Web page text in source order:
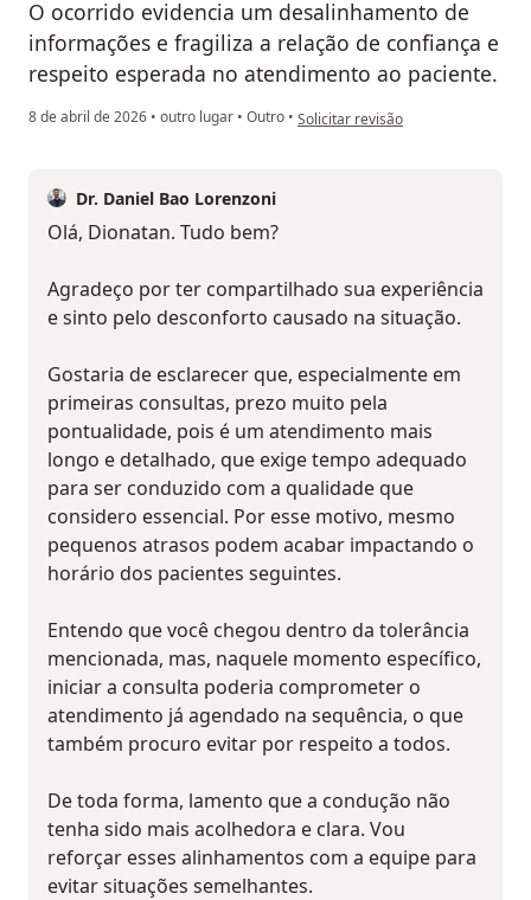
O ocorrido evidencia um desalinhamento de
informações e fragiliza a relação de confiança e
respeito esperada no atendimento ao paciente.
8 de abril de 2026 • outro lugar • Outro • na opinião do utilizador Dionatan
Solicitar revisão
Dr. Daniel Bao Lorenzoni
Olá, Dionatan. Tudo bem?
Agradeço por ter compartilhado sua experiência
e sinto pelo desconforto causado na situação.
Gostaria de esclarecer que, especialmente em
primeiras consultas, prezo muito pela
pontualidade, pois é um atendimento mais
longo e detalhado, que exige tempo adequado
para ser conduzido com a qualidade que
considero essencial. Por esse motivo, mesmo
pequenos atrasos podem acabar impactando o
horário dos pacientes seguintes.
Entendo que você chegou dentro da tolerância
mencionada, mas, naquele momento específico,
iniciar a consulta poderia comprometer o
atendimento já agendado na sequência, o que
também procuro evitar por respeito a todos.
De toda forma, lamento que a condução não
tenha sido mais acolhedora e clara. Vou
reforçar esses alinhamentos com a equipe para
evitar situações semelhantes.